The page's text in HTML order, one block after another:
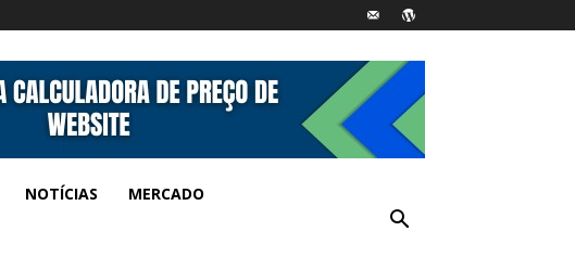
NOTÍCIAS MERCADO